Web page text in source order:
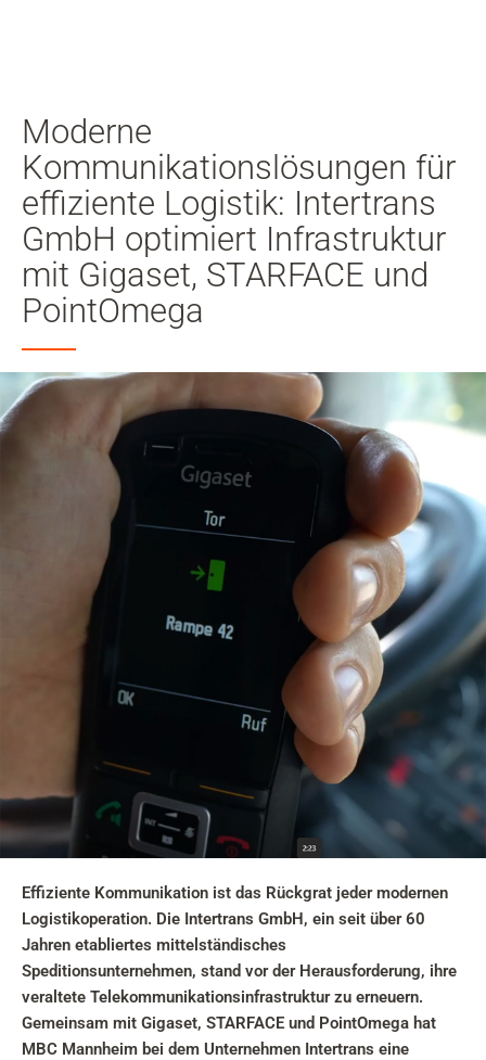
Zur Suche
Zur Sprachauswahl
Zu den Cookie Einstellungen
Warenkorb
Shift+Alt+C
Kundenkonto
Shift+Alt+A
Moderne
Kommunikationslösungen für
effiziente Logistik: Intertrans
GmbH optimiert Infrastruktur
mit Gigaset, STARFACE und
PointOmega
Effiziente Kommunikation ist das Rückgrat jeder modernen
Logistikoperation. Die Intertrans GmbH, ein seit über 60
Jahren etabliertes mittelständisches
Speditionsunternehmen, stand vor der Herausforderung, ihre
veraltete Telekommunikationsinfrastruktur zu erneuern.
Gemeinsam mit Gigaset, STARFACE und PointOmega hat
MBC Mannheim bei dem Unternehmen Intertrans eine